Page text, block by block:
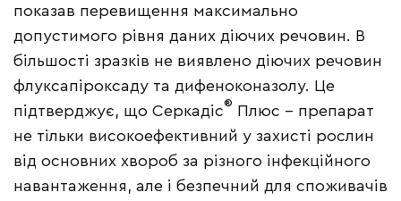
показав перевищення максимально
допустимого рівня даних діючих речовин. В
більшості зразків не виявлено діючих речовин
флуксапіроксаду та дифеноконазолу. Це
підтверджує, що Серкадіс® Плюс – препарат
не тільки високоефективний у захисті рослин
від основних хвороб за різного інфекційного
навантаження, але і безпечний для споживачів